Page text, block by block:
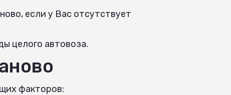
если у Вас отсутствует
целого автовоза.
факторов: